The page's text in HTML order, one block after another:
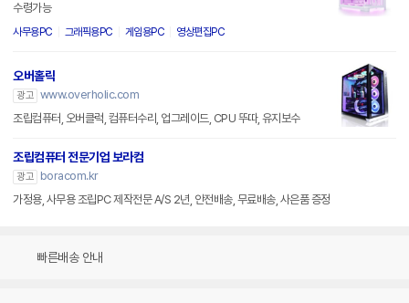
수령가능
사무용PC 그래픽용PC 게임용PC 영상편집PC
오버홀릭
광고 www.overholic.com
조립컴퓨터, 오버클럭, 컴퓨터수리, 업그레이드, CPU 뚜따, 유지보수
조립컴퓨터 전문기업 보라컴
광고
boracom.kr
가정용, 사무용 조립PC 제작전문 A/S 2년, 안전배송, 무료배송, 사은품 증정
빠른배송 안내